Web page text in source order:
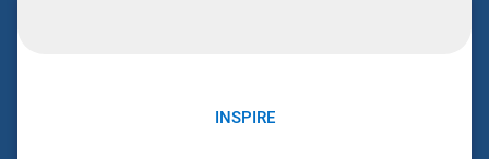
INSPIRE